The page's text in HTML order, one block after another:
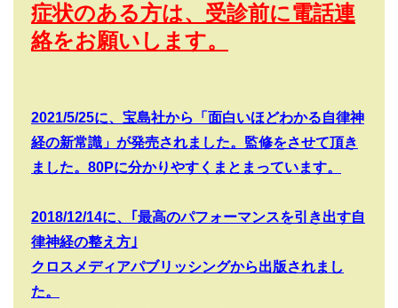
症状のある方は、受診前に電話連
絡をお願いします。
2021/5/25に、宝島社から「面白いほどわかる自律神
経の新常識」が発売されました。監修をさせて頂き
ました。 80Pに分かりやすくまとまっています。
2018/12/14に、｢最高のパフォーマンスを引き出す自
律神経の整え方｣
クロスメディアパブリッシングから出版されまし
た。